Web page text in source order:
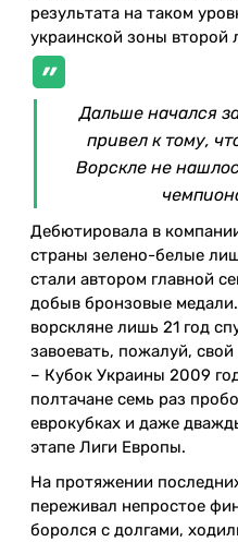
результата на таком
украинской зоны второй
Дальше начался
привел к тому,
Ворскле не
Дебютировала в
страны зелено-белые
стали автором главной
добыв бронзовые
ворскляне лишь 21 год
завоевать, пожалуй,
– Кубок Украины 2009
полтачане семь раз
еврокубках и даже
этапе Лиги Европы.
На протяжении
переживал непростое
боролся с долгами,